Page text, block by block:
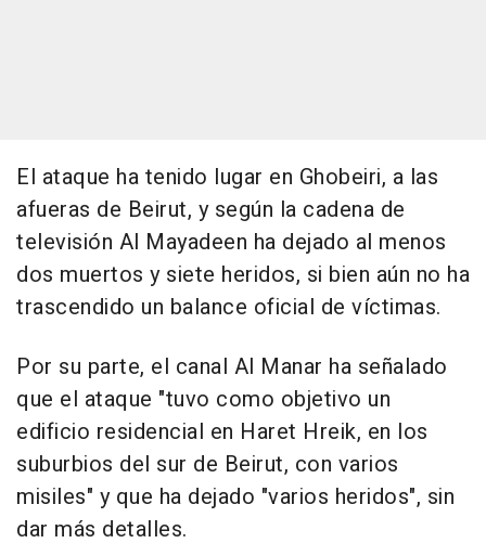
El ataque ha tenido lugar en Ghobeiri, a las
afueras de Beirut, y según la cadena de
televisión Al Mayadeen ha dejado al menos
dos muertos y siete heridos, si bien aún no ha
trascendido un balance oficial de víctimas.
Por su parte, el canal Al Manar ha señalado
que el ataque "tuvo como objetivo un
edificio residencial en Haret Hreik, en los
suburbios del sur de Beirut, con varios
misiles" y que ha dejado "varios heridos", sin
dar más detalles.